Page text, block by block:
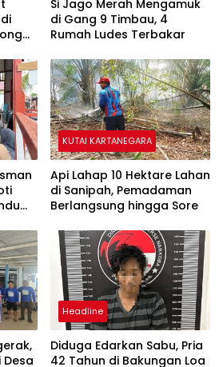
Si Jago Merah Mengamuk
di Gang 9 Timbau, 4
Rumah Ludes Terbakar
KUTAI KARTANEGARA
Api Lahap 10 Hektare Lahan
di Sanipah, Pemadaman
Berlangsung hingga Sore
Desa
Headline
Diduga Edarkan Sabu, Pria
42 Tahun di Bakungan Loa